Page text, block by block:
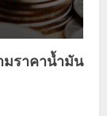
มราคาน้ำมัน